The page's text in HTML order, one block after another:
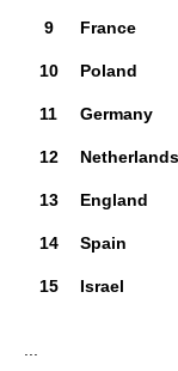
9 France
10 Poland
11 Germany
12 Netherlands
13 England
14 Spain
15 Israel